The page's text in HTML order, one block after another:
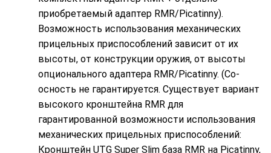
приобретаемый адаптер RMR/Picatinny).
Возможность использования механических
прицельных приспособлений зависит от их
высоты, от конструкции оружия, от высоты
опционального адаптера RMR/Picatinny. (Со-
осность не гарантируется. Существует вариант
высокого кронштейна RMR для
гарантированной возможности использования
механических прицельных приспособлений:
Кронштейн UTG Super Slim база RMR на Picatinny,